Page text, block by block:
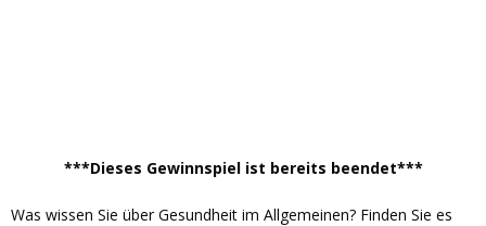
***Dieses Gewinnspiel ist bereits beendet***
Was wissen Sie über Gesundheit im Allgemeinen? Finden Sie es